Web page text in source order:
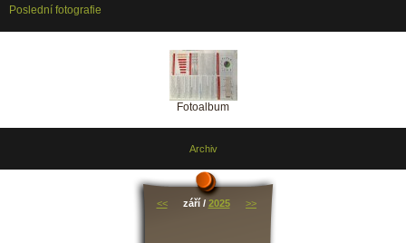
Poslední fotografie
Fotoalbum
Archiv
<< září / 2025 >>